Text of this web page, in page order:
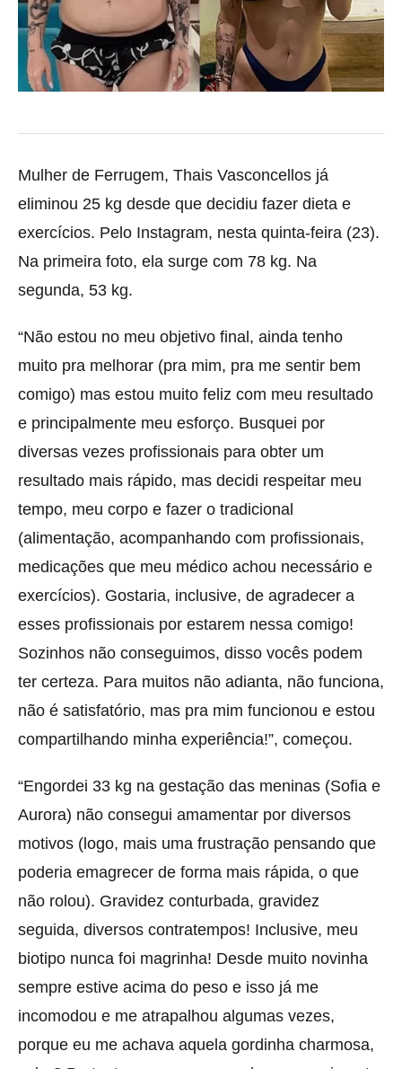
Mulher de Ferrugem, Thais Vasconcellos já
eliminou 25 kg desde que decidiu fazer dieta e
exercícios. Pelo Instagram, nesta quinta-feira (23).
Na primeira foto, ela surge com 78 kg. Na
segunda, 53 kg.
“Não estou no meu objetivo final, ainda tenho
muito pra melhorar (pra mim, pra me sentir bem
comigo) mas estou muito feliz com meu resultado
e principalmente meu esforço. Busquei por
diversas vezes profissionais para obter um
resultado mais rápido, mas decidi respeitar meu
tempo, meu corpo e fazer o tradicional
(alimentação, acompanhando com profissionais,
medicações que meu médico achou necessário e
exercícios). Gostaria, inclusive, de agradecer a
esses profissionais por estarem nessa comigo!
Sozinhos não conseguimos, disso vocês podem
ter certeza. Para muitos não adianta, não funciona,
não é satisfatório, mas pra mim funcionou e estou
compartilhando minha experiência!”, começou.
“Engordei 33 kg na gestação das meninas (Sofia e
Aurora) não consegui amamentar por diversos
motivos (logo, mais uma frustração pensando que
poderia emagrecer de forma mais rápida, o que
não rolou). Gravidez conturbada, gravidez
seguida, diversos contratempos! Inclusive, meu
biotipo nunca foi magrinha! Desde muito novinha
sempre estive acima do peso e isso já me
incomodou e me atrapalhou algumas vezes,
porque eu me achava aquela gordinha charmosa,